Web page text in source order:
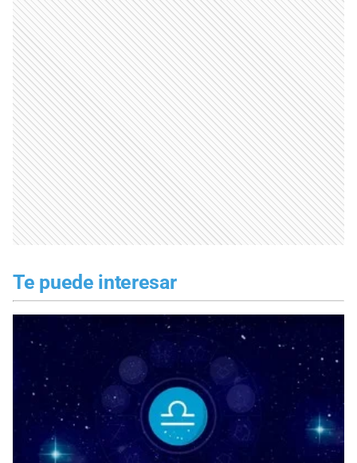
Te puede interesar